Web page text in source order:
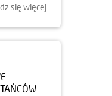
się więcej